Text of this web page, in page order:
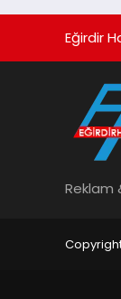
Eğirdir
Reklam
Copyright